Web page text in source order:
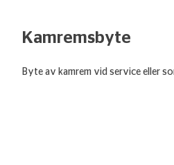
Kamremsbyte
Byte av kamrem vid service eller